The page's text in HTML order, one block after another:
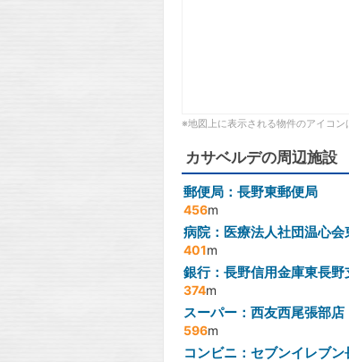
※地図上に表示される物件のアイコン
カサベルデの周辺施設
郵便局：長野東郵便局
456m
病院：医療法人社団温心会
401m
銀行：長野信用金庫東長野
374m
スーパー：西友西尾張部店
596m
コンビニ：セブンイレブ